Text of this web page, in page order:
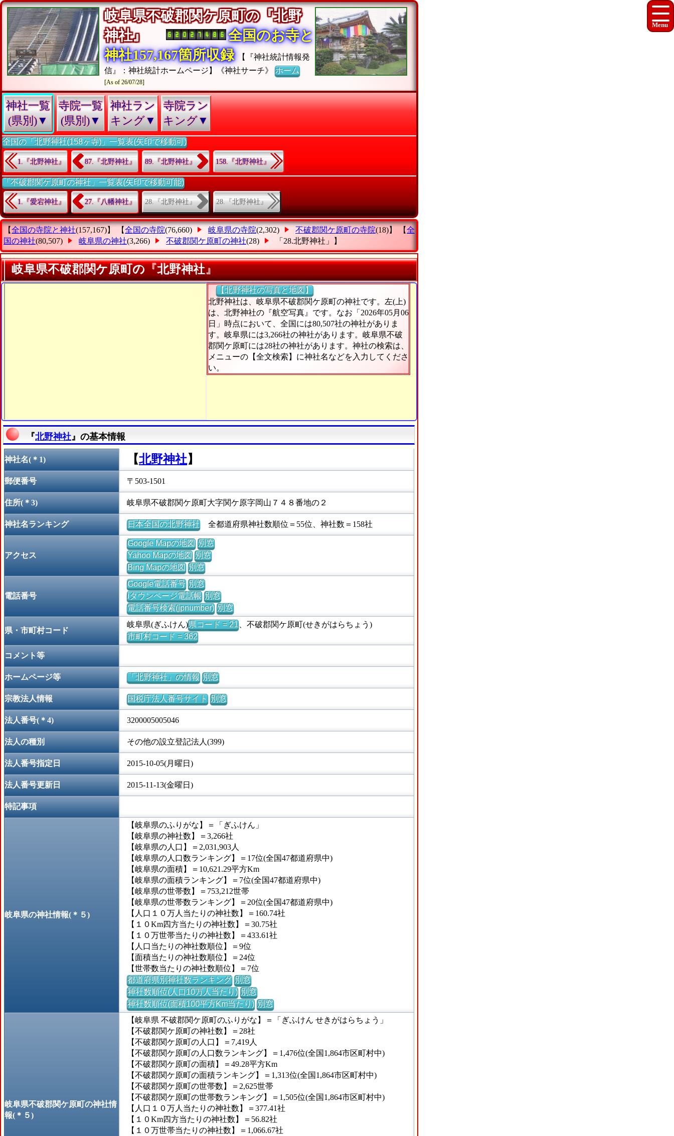
岐阜県不破郡関ケ原町の『北野
神社』
全国のお寺と
神社157,167箇所収録
【『神社統計情報発
信』：神社統計ホームページ】《神社サーチ》ホーム
[As of 26/07/28]
神社一覧
(県別)▼
寺院一覧
(県別)▼
神社ラン
キング▼
寺院ラン
キング▼
全国の「北野神社(158ヶ寺)」一覧表(矢印で移動可)
1.『北野神社』 87.『北野神社』 89.『北野神社』 158.『北野神社』
「不破郡関ケ原町の神社」一覧表(矢印で移動可能)
1.『愛宕神社』 27.『八幡神社』 28.『北野神社』 28.『北野神社』
【全国の寺院と神社(157,167)】 【全国の寺院(76,660) 岐阜県の寺院(2,302) 不破郡関ケ原町の寺院(18)】 【全
国の神社(80,507) 岐阜県の神社(3,266) 不破郡関ケ原町の神社(28) 「28.北野神社」 】
岐阜県不破郡関ケ原町の『北野神社』
【北野神社の写真と地図】
北野神社は、岐阜県不破郡関ケ原町の神社です。左(上)
は、北野神社の『航空写真』です。なお「2026年05月06
日」時点において、全国には80,507社の神社がありま
す。岐阜県には3,266社の神社があります。岐阜県不破
郡関ケ原町には28社の神社があります。神社の検索は、
メニューの【全文検索】に神社名などを入力してくださ
い。
『北野神社 』の基本情報
神社名(＊1) 【北野神社】
郵便番号 〒503-1501
住所(＊3) 岐阜県不破郡関ケ原町大字関ケ原字岡山７４８番地の２
神社名ランキング 日本全国の北野神社全都道府県神社数順位＝55位、神社数＝158社
アクセス
Google Mapの地図 別窓
Yahoo Mapの地図 別窓
Bing Mapの地図 別窓
電話番号
Google電話番号 別窓
iタウンページ電話帳 別窓
電話番号検索(jpnumber) 別窓
県・市町村コード
岐阜県(ぎふけん)県コード = 21、不破郡関ケ原町(せきがはらちょう)
市町村コード = 362
コメント等
ホームページ等 「北野神社」の情報 別窓
宗教法人情報 国税庁法人番号サイト 別窓
法人番号(＊4) 3200005005046
法人の種別 その他の設立登記法人(399)
法人番号指定日 2015-10-05(月曜日)
法人番号更新日 2015-11-13(金曜日)
特記事項
岐阜県の神社情報(＊５)
【岐阜県のふりがな】＝「ぎふけん」
【岐阜県の神社数】＝3,266社
【岐阜県の人口】＝2,031,903人
【岐阜県の人口数ランキング】＝17位(全国47都道府県中)
【岐阜県の面積】＝10,621.29平方Km
【岐阜県の面積ランキング】＝7位(全国47都道府県中)
【岐阜県の世帯数】＝753,212世帯
【岐阜県の世帯数ランキング】＝20位(全国47都道府県中)
【人口１０万人当たりの神社数】＝160.74社
【１０Km四方当たりの神社数】＝30.75社
【１０万世帯当たりの神社数】＝433.61社
【人口当たりの神社数順位】＝9位
【面積当たりの神社数順位】＝24位
【世帯数当たりの神社数順位】＝7位
都道府県別神社数ランキング 別窓
神社数順位(人口10万人当たり) 別窓
神社数順位(面積100平方Km当たり) 別窓
岐阜県不破郡関ケ原町の神社情
報(＊５)
【岐阜県 不破郡関ケ原町のふりがな】＝「ぎふけん せきがはらちょう」
【不破郡関ケ原町の神社数】＝28社
【不破郡関ケ原町の人口】＝7,419人
【不破郡関ケ原町の人口数ランキング】＝1,476位(全国1,864市区町村中)
【不破郡関ケ原町の面積】＝49.28平方Km
【不破郡関ケ原町の面積ランキング】＝1,313位(全国1,864市区町村中)
【不破郡関ケ原町の世帯数】＝2,625世帯
【不破郡関ケ原町の世帯数ランキング】＝1,505位(全国1,864市区町村中)
【人口１０万人当たりの神社数】＝377.41社
【１０Km四方当たりの神社数】＝56.82社
【１０万世帯当たりの神社数】＝1,066.67社